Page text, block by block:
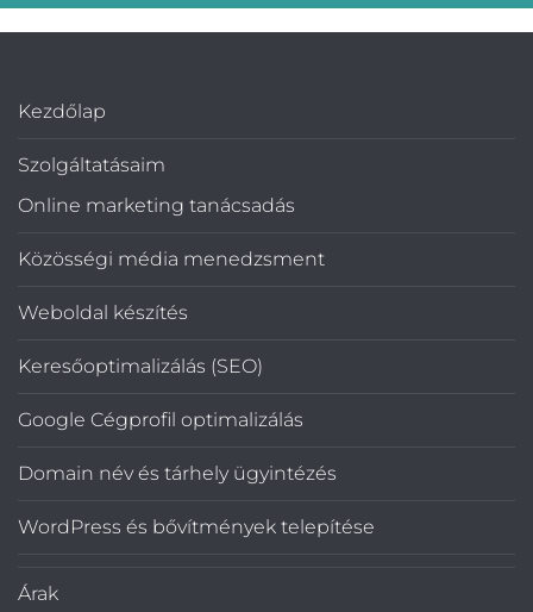
Kezdőlap
Szolgáltatásaim
Online marketing tanácsadás
Közösségi média menedzsment
Weboldal készítés
Keresőoptimalizálás (SEO)
Google Cégprofil optimalizálás
Domain név és tárhely ügyintézés
WordPress és bővítmények telepítése
Árak